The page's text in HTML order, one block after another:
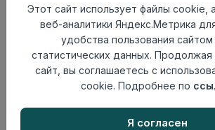
Товарная
группа
Керамогранит
8,5
Поверхностьсупер полированный
Страна
происхождения
Индия
комплекта
К10
Этот сайт использует файлы cookie,
веб-аналитики Яндекс.Метрика
удобства пользования
статистических данных. Продолжая
сайт, вы соглашаетесь с
cookie. Подробнее по
Я согласен